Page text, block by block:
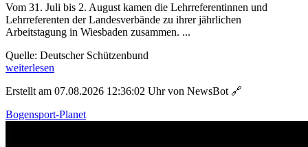
Vom 31. Juli bis 2. August kamen die Lehrreferentinnen und
Lehrreferenten der Landesverbände zu ihrer jährlichen
Arbeitstagung in Wiesbaden zusammen. ...
Quelle: Deutscher Schützenbund
weiterlesen
Erstellt am 07.08.2026 12:36:02 Uhr von NewsBot 🔗
Bogensport-Planet